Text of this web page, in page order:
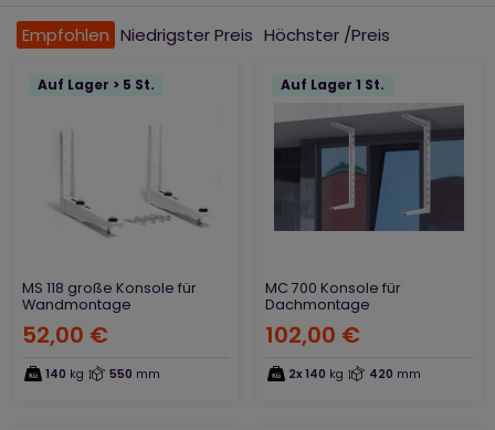
an Boden, Balkon, Terrasse oder Dach).
Empfohlen Niedrigster Preis Höchster /Preis
Auf Lager > 5 St.
MS 118 große Konsole für
Wandmontage
52,00 €
140 kg 550 mm
Auf Lager 1 St.
MC 700 Konsole für
Dachmontage
102,00 €
2x 140 kg 420 mm